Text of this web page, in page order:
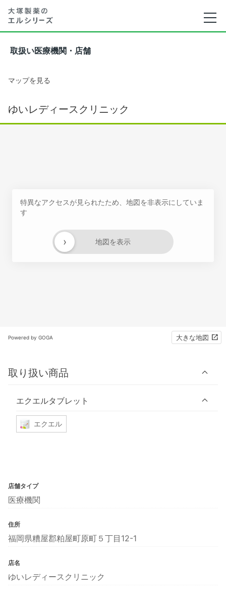
取扱い医療機関・店舗
マップを見る
ゆいレディースクリニック
特異なアクセスが見られたため、地図を非表示にしていま
す
地図を表示
›
Powered by GOGA 大きな地図
取り扱い商品
エクエルタブレット
エクエル
店舗タイプ
医療機関
住所
福岡県糟屋郡粕屋町原町５丁目12-1
店名
ゆいレディースクリニック